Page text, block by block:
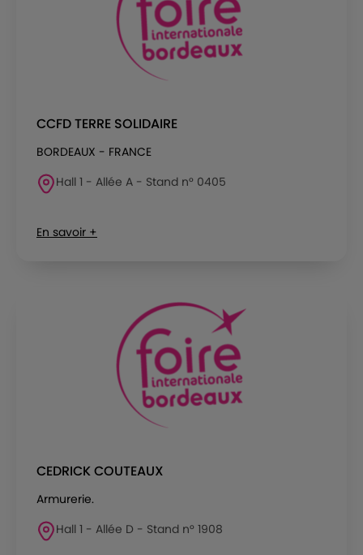
CCFD TERRE SOLIDAIRE
BORDEAUX - FRANCE
Hall 1 - Allée A - Stand n° 0405
En savoir +
CEDRICK COUTEAUX
Armurerie.
Hall 1 - Allée D - Stand n° 1908